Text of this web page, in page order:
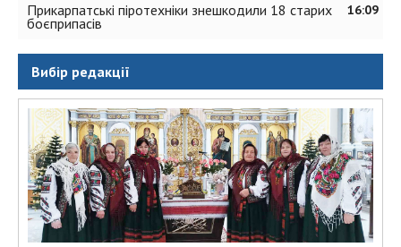
16:09
Прикарпатські піротехніки знешкодили 18 старих
боєприпасів
Вибір редакції